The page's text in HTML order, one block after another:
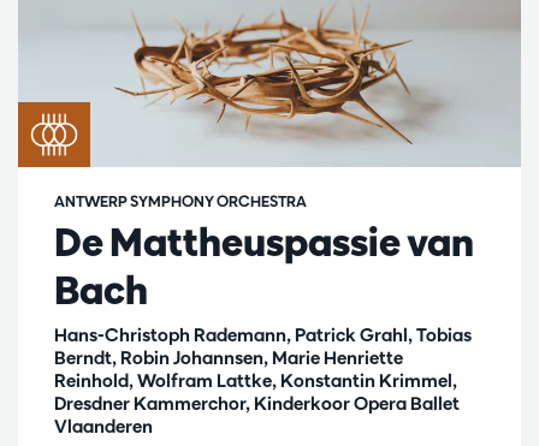
De Mattheuspassie van
Bach
Hans-Christoph Rademann, Patrick Grahl, Tobias
Berndt, Robin Johannsen, Marie Henriette
Reinhold, Wolfram Lattke, Konstantin Krimmel,
Dresdner Kammerchor, Kinderkoor Opera Ballet
Vlaanderen
ANTWERP SYMPHONY ORCHESTRA